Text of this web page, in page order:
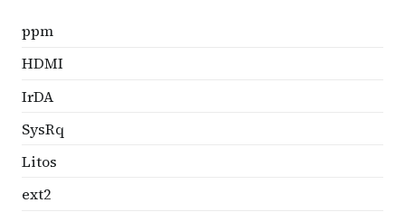
ppm
HDMI
IrDA
SysRq
Litos
ext2